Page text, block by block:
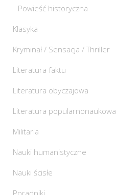
Powieść historyczna
Klasyka
Kryminał / Sensacja / Thriller
Literatura faktu
Literatura obyczajowa
Literatura popularnonaukowa
Militaria
Nauki humanistyczne
Nauki ścisłe
Poradniki